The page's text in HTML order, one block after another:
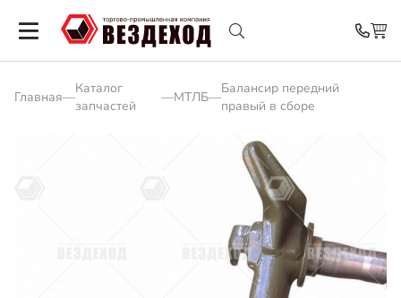
Главная—
Каталог
запчастей
—МТЛБ—
Балансир передний
правый в сборе